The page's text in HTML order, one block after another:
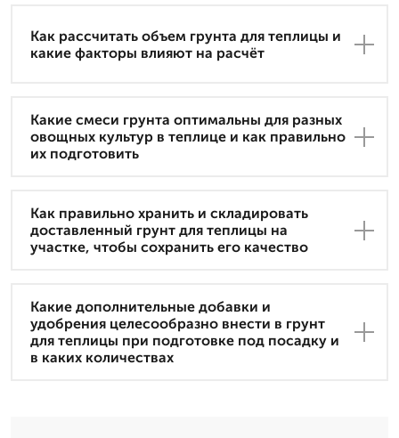
Как рассчитать объем грунта для теплицы и
какие факторы влияют на расчёт
Какие смеси грунта оптимальны для разных
овощных культур в теплице и как правильно
их подготовить
Как правильно хранить и складировать
доставленный грунт для теплицы на
участке, чтобы сохранить его качество
Какие дополнительные добавки и
удобрения целесообразно внести в грунт
для теплицы при подготовке под посадку и
в каких количествах